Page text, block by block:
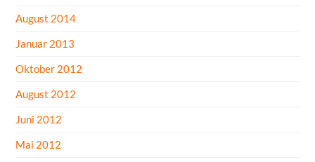
August 2014
Januar 2013
Oktober 2012
August 2012
Juni 2012
Mai 2012